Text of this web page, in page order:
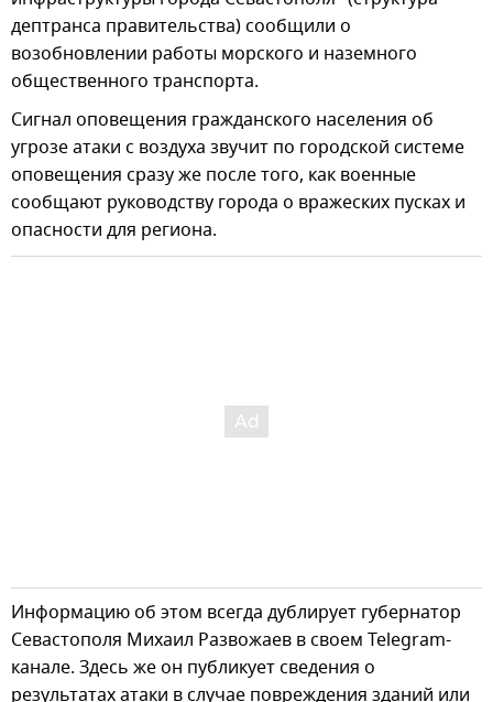
дептранса правительства) сообщили о
возобновлении работы морского и наземного
общественного транспорта.
Сигнал оповещения гражданского населения об
угрозе атаки с воздуха звучит по городской системе
оповещения сразу же после того, как военные
сообщают руководству города о вражеских пусках и
опасности для региона.
Информацию об этом всегда дублирует губернатор
Севастополя Михаил Развожаев в своем Telegram-
канале. Здесь же он публикует сведения о
результатах атаки в случае повреждения зданий или